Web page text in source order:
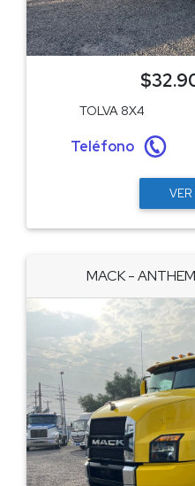
TOLVA 8X4
Teléfono
VER
MACK - ANTHEM